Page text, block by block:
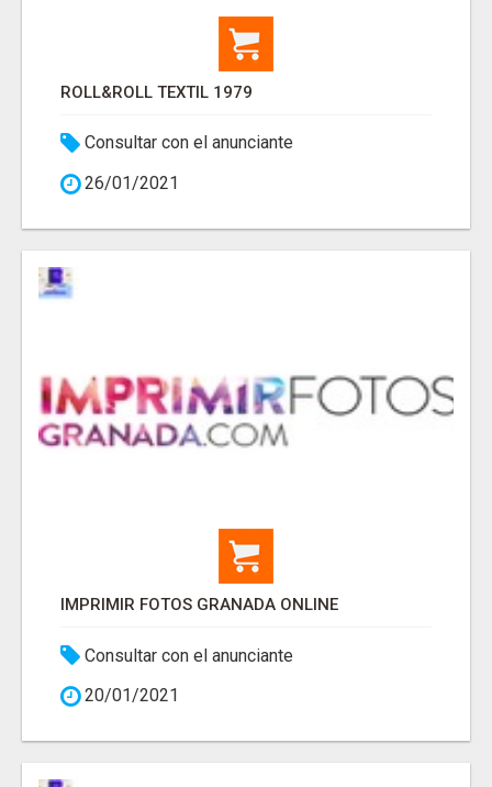
ROLL&ROLL TEXTIL 1979
Consultar con el anunciante
26/01/2021
IMPRIMIR FOTOS GRANADA ONLINE
Consultar con el anunciante
20/01/2021